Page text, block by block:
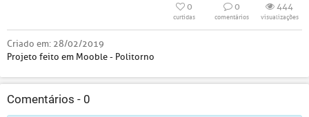
0
curtidas
0
comentários
444
visualizações
Criado em: 28/02/2019
Projeto feito em Mooble - Politorno
Comentários - 0